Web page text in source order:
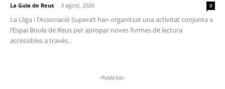
La Guia de Reus - 3 agost, 2026 0
La Lliga i l’Associació Supera’t han organitzat una activitat conjunta a
l’Espai Boule de Reus per apropar noves formes de lectura
accessibles a través...
-Publicitat-